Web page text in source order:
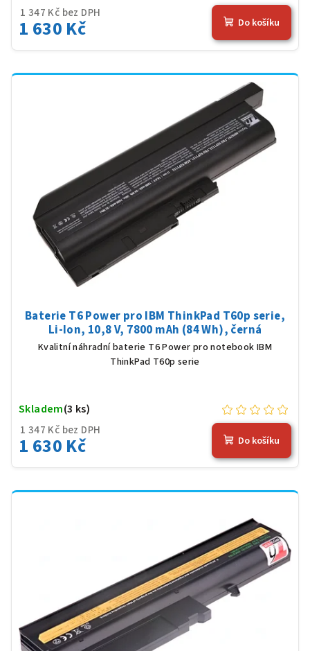
1 347 Kč bez DPH
1 630 Kč Do košíku
Baterie T6 Power pro IBM ThinkPad T60p serie,
Li-Ion, 10,8 V, 7800 mAh (84 Wh), černá
Kvalitní náhradní baterie T6 Power pro notebook IBM
ThinkPad T60p serie
1 347 Kč bez DPH
1 630 Kč
Skladem(3 ks)
Do košíku